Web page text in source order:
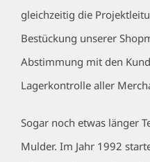
gleichzeitig die
Bestückung unserer
Abstimmung mit den
Lagerkontrolle aller
Sogar noch etwas länger
Mulder. Im Jahr 1992